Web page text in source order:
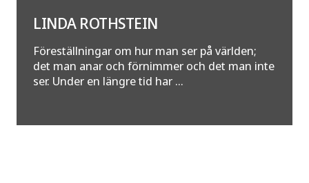
LINDA ROTHSTEIN
Föreställningar om hur man ser på världen;
det man anar och förnimmer och det man inte
ser. Under en längre tid har ...